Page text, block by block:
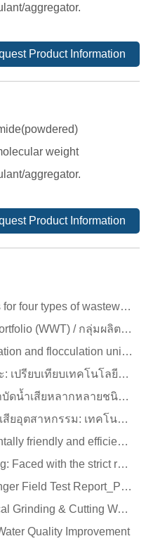
aggregator.
Product Information
weight
aggregator.
Product Information
Flocculation treatment solutions for four types of wastewater - new generation high-efficiency flocculant actual measurement report PART II (sludge reduction/concrete coagulation)
2019 Kelly Chemical Product Portfolio (WWT) / กลุ่มผลิตภัณฑ์ (ทำความสะอาดสารเคมีเพื่อบำบัดน้ำเสีย )
How to do a good job of coagulation and flocculation unit in wastewater treatment!?
เครื่องเร่งการตกตะกอนของโลหะ: เปรียบเทียบเทคโนโลยีบำบัดน้ำเสียโลหะหนักสี่เทคโนโลยี: คุณกำลังประเมินตัวเลือกการบำบัด คุณได้เลือกวิธีการที่ถูกต้องแล้วหรือยัง (การบำบัดโลหะหนัก ตอนที่ II) (thai)
ปัจจุบัน Thai Kelly มีผลิตภัณฑ์บำบัดน้ำเสียหลากหลายชนิด (thai)
เพิ่มประสิทธิภาพในการบำบัดน้ำเสียอุตสาหกรรม: เทคโนโลยีการใช้ผงหลุดสารตกตะกอนล่าสุด - การเตรียมการด้วยเทคโนโลยีฟิล์มบาง (thai)
A new generation of environmentally friendly and efficient recapture agent, containing no sodium sulfide! Suitable for treating copper-containing wastewater and zinc-containing wastewater!
Three reasons for sludge floating: Faced with the strict requirements for suspended particles in discharge water, the first priority is to solve the problem of sludge/gelatin floating!! (Coagulation, flocculation/agglomeration Part II)
Multi-effect Heavy Metal Scavenger Field Test Report_Plexon® Part I
Example of Chemical Mechanical Grinding & Cutting Wastewater Treatment - High Efficiency Measurement Report of New Generation Energy Powder Flocculant PART III
Quality Improvement